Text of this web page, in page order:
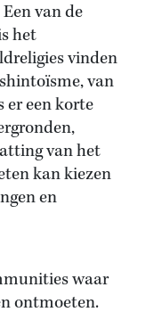
van de
het
vinden
van
er een korte
van het
kan kiezen
en
waar
ontmoeten.